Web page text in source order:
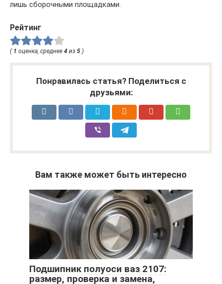
лишь сборочными площадками.
Рейтинг
( 1 оценка, среднее 4 из 5 )
Понравилась статья? Поделиться с
друзьями:
Вам также может быть интересно
Подшипник полуоси ваз 2107:
размер, проверка и замена,